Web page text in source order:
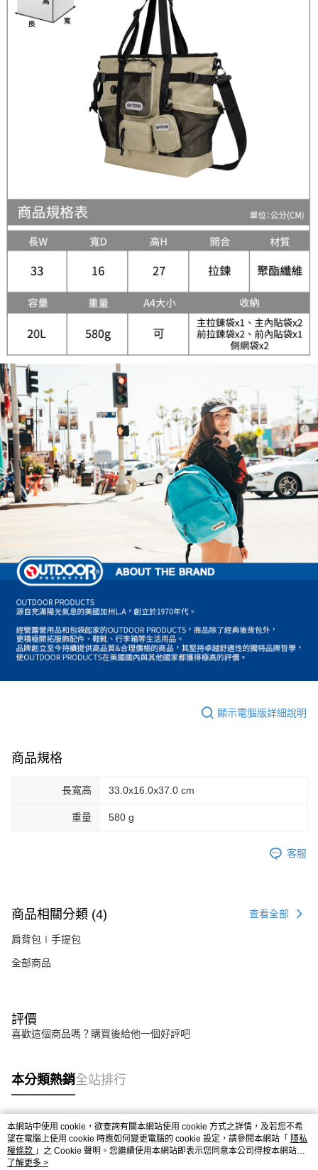
顯示電腦版詳細說明
商品規格
長寬高 33.0x16.0x37.0 cm
重量 580 g
客服
商品相關分類 (4) 查看全部
肩背包∣手提包
全部商品
評價
喜歡這個商品嗎？購買後給他一個好評吧
本分類熱銷全站排行
熱門標籤
本網站中使用 cookie，欲查詢有關本網站使用 cookie 方式之詳情，及若您不希
望在電腦上使用 cookie 時應如何變更電腦的 cookie 設定，請參閱本網站「 隱私
權條款 」之 Cookie 聲明。您繼續使用本網站即表示您同意本公司得按本網站使
用條款之 Cookie 聲明使用 cookie。
了解更多 >